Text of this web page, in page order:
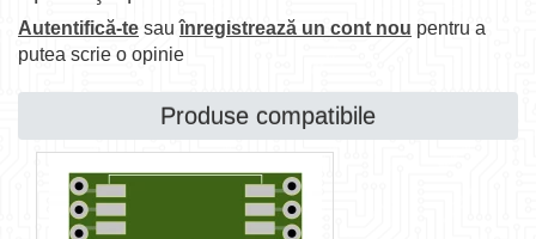
Autentifică-te sauînregistrează un cont nou pentru a
putea scrie o opinie
Produse compatibile